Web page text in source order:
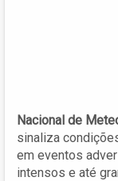
Nacional de
sinaliza
em eventos
intensos e até